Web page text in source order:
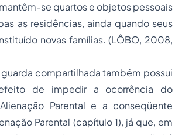
se quartos e objetos pessoais
as residências, ainda quando seus
novas famílias.(LÔBO, 2008,
guarda compartilhada também possui
de impedir a ocorrência do
Parental e a conseqüente
Parental (capítulo 1), já que, em